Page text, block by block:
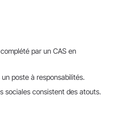
par un CAS en
poste à responsabilités.
sociales consistent des atouts.